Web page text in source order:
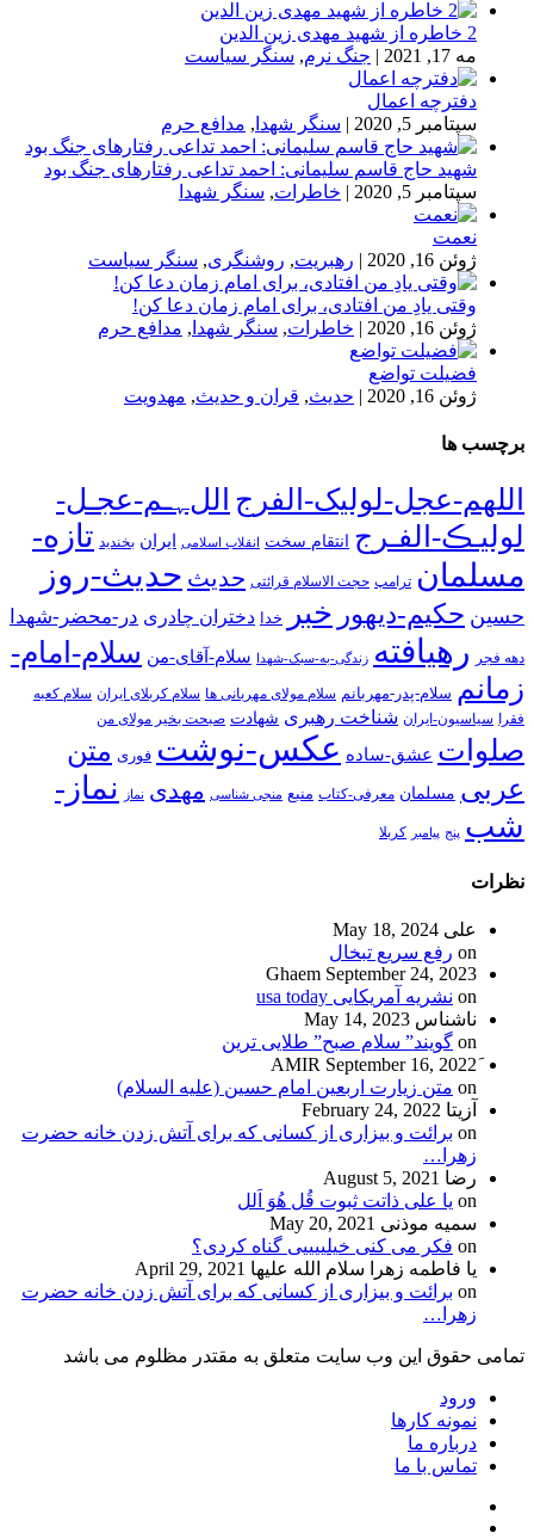
2 خاطره از شهید مهدی زین الدین
مه 17, 2021
| جنگ نرم, سنگر سیاست
دفترچه اعمال
سپتامبر 5, 2020
| سنگر شهدا , مدافع حرم
شهید حاج قاسم سلیمانی: احمد تداعی رفتارهای جنگ بود
سپتامبر 5, 2020
| خاطرات, سنگر شهدا
نعمت
ژوئن 16, 2020
| رهبریت, روشنگری, سنگر سیاست
وقتی یادِ من افتادی، برای امام زمان دعا کن!
ژوئن 16, 2020
| خاطرات, سنگر شهدا , مدافع حرم
فضیلت تواضع
ژوئن 16, 2020
| حدیث, قران و حدیث, مهدویت
برچسب ها
اللهم-عجل-لولیک-الفرج اللﮩـم-عجـل-
لولیـڪ-الفـرج انتقام سخت انقلاب اسلامی ایران بخندید تازه-
مسلمان ترامپ حجت الاسلام قرائتی حدیث حدیث-روز
حسین حکیم-دیهور خبر خدا دختران چادری در-محضر-شهدا
دهه فجر رهیافته زندگی-به-سبک-شهدا سلام-آقای-من سلام-امام-
زمانم سلام-پدر-مهربانم سلام مولای مهربانی ها سلام کربلای ایران سلام کعبه
فقرا سیاسیون-ایران شناخت رهبری شهادت صبحت بخیر مولای من
صلوات عشق-ساده عکس-نوشت فوری متن
عربی مسلمان معرفی-کتاب منبع منجی شناسی مهدی نماز
نماز-
شب پنج پیامبر کربلا
نظرات
علی May 18, 2024
on رفع سریع تبخال
Ghaem September 24, 2023
on نشریه آمریکایی usa today
ناشناس May 14, 2023
on گویند” سلام صبح” طلایی ترین
September 16, 2022
on متن زیارت اربعین امام حسین (علیه السلام)
آزیتا February 24, 2022
on برائت و بیزاری از کسانی که برای آتش زدن خانه حضرت
زهرا…
رضا August 5, 2021
on یا علی ذاتت ثبوت قُل هُوَ اَلل
سمیه موذنی May 20, 2021
on فکر می کنی خیلییییی گناه کردی؟
یا فاطمه زهرا سلام الله علیها April 29, 2021
on برائت و بیزاری از کسانی که برای آتش زدن خانه حضرت
زهرا…
تمامی حقوق این وب سایت متعلق به مقتدر مظلوم می باشد
ورود
نمونه کارها
درباره ما
تماس با ما